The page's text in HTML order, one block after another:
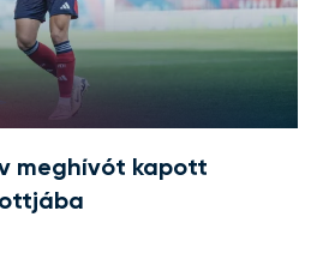
meghívót kapott